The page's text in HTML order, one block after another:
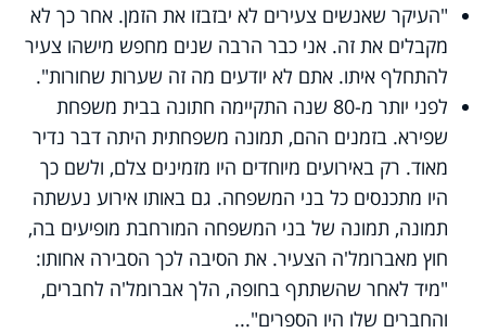
"העיקר שאנשים צעירים לא יבזבזו את הזמן. אחר כך לא
מקבלים את זה. אני כבר הרבה שנים מחפש מישהו צעיר
להתחלף איתו. אתם לא יודעים מה זה שערות שחורות".
לפני יותר מ-80 שנה התקיימה חתונה בבית משפחת
שפירא. בזמנים ההם, תמונה משפחתית היתה דבר נדיר
מאוד. רק באירועים מיוחדים היו מזמינים צלם, ולשם כך
היו מתכנסים כל בני המשפחה. גם באותו אירוע נעשתה
תמונה, תמונה של בני המשפחה המורחבת מופיעים בה,
חוץ מאברומל'ה הצעיר. את הסיבה לכך הסבירה אחותו:
"מיד לאחר שהשתתף בחופה, הלך אברומל'ה לחברים,
והחברים שלו היו הספרים"...